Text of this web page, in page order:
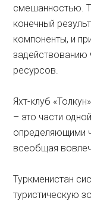
смешанностью.
конечный
компоненты, и
задействованию
ресурсов.
Яхт-клуб
– это части
определяющими
всеобщая
Туркменистан
туристическую